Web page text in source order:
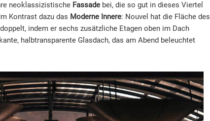
neoklassizistische Fassade bei, die so gut in dieses Viertel
Kontrast dazu das Moderne Innere: Nouvel hat die Fläche des
indem er sechs zusätzliche Etagen oben im Dach
halbtransparente Glasdach, das am Abend beleuchtet